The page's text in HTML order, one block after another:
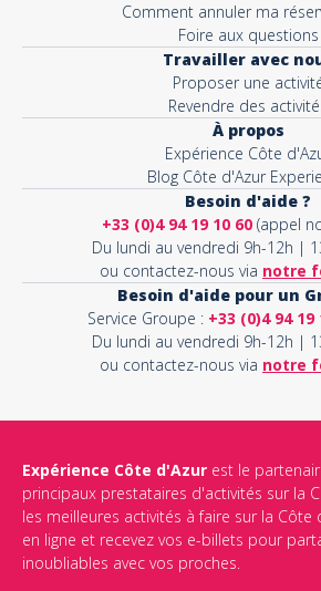
Comment annuler ma
Foire aux questions
Travailler avec
Proposer une
Revendre des
À propos
Expérience Côte
Blog Côte d'Azur
Besoin d'aide ?
+33 (0)4 94 19 10 60 (appel
Du lundi au vendredi 9h-12h |
ou contactez-nous via notre
Besoin d'aide pour un
Service Groupe : +33 (0)4 94 19
Du lundi au vendredi 9h-12h |
ou contactez-nous via notre
Expérience Côte d'Azur est le
principaux prestataires d'activités sur la
les meilleures activités à faire sur la
en ligne et recevez vos e-billets pour
inoubliables avec vos proches.